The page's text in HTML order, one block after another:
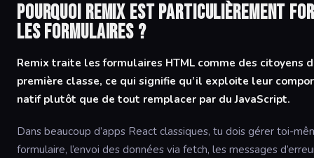
Pourquoi Remix est particulièrement
les formulaires ?
Remix traite les formulaires HTML comme des citoyens
première classe, ce qui signifie qu’il exploite leur
natif plutôt que de tout remplacer par du JavaScript.
Dans beaucoup d’apps React classiques, tu dois gérer toi-
formulaire, l’envoi des données via fetch, les messages